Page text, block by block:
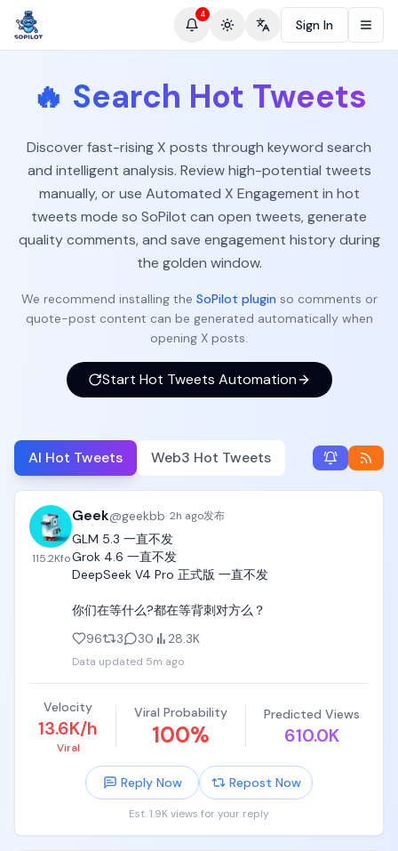
4
Toggle theme
Change language
Sign In
🔥 Search Hot Tweets
Discover fast-rising X posts through keyword search
and intelligent analysis. Review high-potential tweets
manually, or use Automated X Engagement in hot
tweets mode so SoPilot can open tweets, generate
quality comments, and save engagement history during
the golden window.
We recommend installing the SoPilot plugin so comments or
quote-post content can be generated automatically when
opening X posts.
Start Hot Tweets Automation
AI Hot Tweets Web3 Hot Tweets
115.2Kfo
Geek@geekbb·2h ago发布
GLM 5.3 一直不发
Grok 4.6 一直不发
DeepSeek V4 Pro 正式版 一直不发
你们在等什么?都在等背刺对方么？
96
3 30 28.3K
Data updated 5m ago
Velocity
13.6K/h
Viral
Viral Probability
100%
Predicted Views
610.0K
Reply Now Repost Now
Est. 1.9K views for your reply